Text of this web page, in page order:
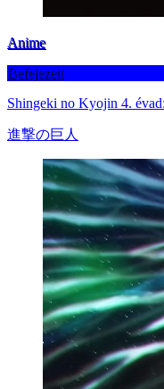
Anime
Befejezett
Shingeki no Kyojin 4.
進撃の巨人